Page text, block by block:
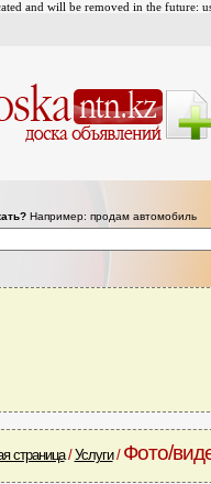
and will be removed in the future:
Например: продам автомобиль
страница/Услуги/ Фото/